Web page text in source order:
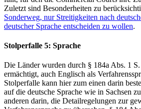
Zuletzt sind Besonderheiten zu
Sonderweg, nur Streitigkeiten nach
deutscher Sprache entscheiden zu wollen.
Stolperfalle 5: Sprache
Die Länder wurden durch § 184a Abs. 1
ermächtigt, auch Englisch als
Stolperfalle kann hier zum einen darin
auf die deutsche Sprache wie in Sachsen
anderen darin, die Detailregelungen zur